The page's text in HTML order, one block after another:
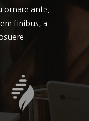
ornare ante.
finibus, a